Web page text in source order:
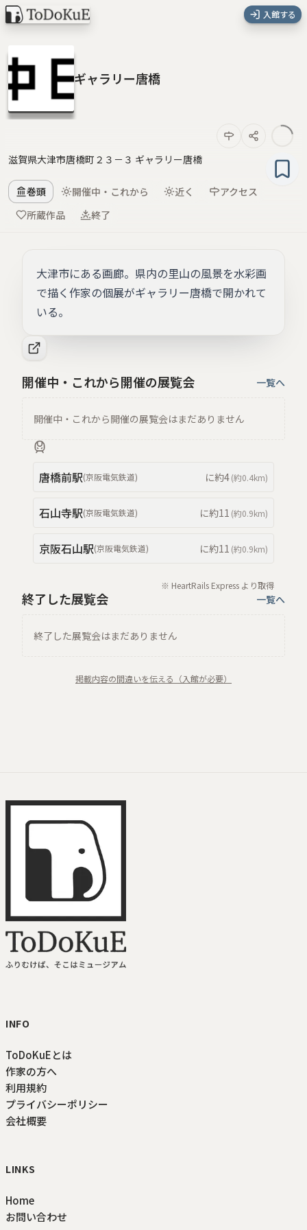
入館する
ギャラリー唐橋
滋賀県大津市唐橋町２３－３ ギャラリー唐橋
巻頭 開催中・これから 近く
アクセス
所蔵作品
終了
大津市にある画廊。県内の里山の風景を水彩画
で描く作家の個展がギャラリー唐橋で開かれて
いる。
開催中・これから開催の展覧会 一覧へ
開催中・これから開催の展覧会はまだありません
唐橋前駅(京阪電気鉄道) に約4(約0.4km)
石山寺駅(京阪電気鉄道) に約11 (約0.9km)
京阪石山駅(京阪電気鉄道) に約11 (約0.9km)
※ HeartRails Express より取得
終了した展覧会 一覧へ
終了した展覧会はまだありません
掲載内容の間違いを伝える（入館が必要）
INFO
ToDoKuEとは
作家の方へ
利用規約
プライバシーポリシー
会社概要
LINKS
Home
お問い合わせ